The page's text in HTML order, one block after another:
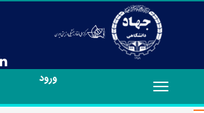
ورود
Toggle
navigation